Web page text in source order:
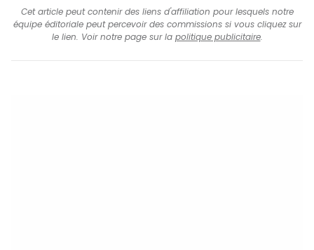
Cet article peut contenir des liens d'affiliation pour lesquels notre
équipe éditoriale peut percevoir des commissions si vous cliquez sur
le lien. Voir notre page sur la politique publicitaire.